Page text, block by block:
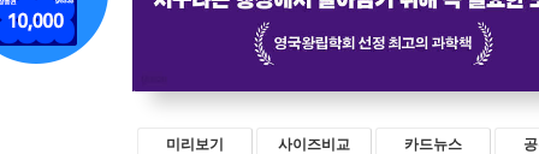
미리보기 사이즈비교 카드뉴스